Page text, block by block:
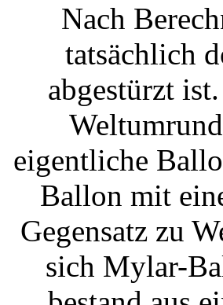
Nach
tatsächlich
abgestürzt
eigentliche
Ballon mit
Gegensatz zu
sich Mylar-